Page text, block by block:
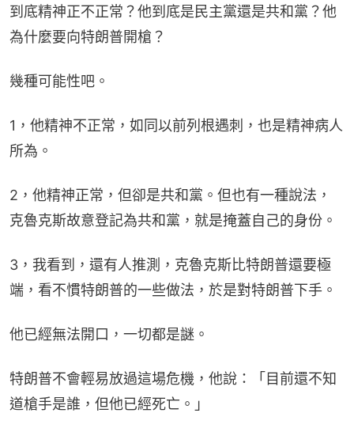
到底精神正不正常？他到底是民主黨還是共和黨？他
為什麼要向特朗普開槍？
幾種可能性吧。
1，他精神不正常，如同以前列根遇刺，也是精神病人
所為。
2，他精神正常，但卻是共和黨。但也有一種說法，
克魯克斯故意登記為共和黨，就是掩蓋自己的身份。
3，我看到，還有人推測，克魯克斯比特朗普還要極
端，看不慣特朗普的一些做法，於是對特朗普下手。
他已經無法開口，一切都是謎。
特朗普不會輕易放過這場危機，他說：「目前還不知
道槍手是誰，但他已經死亡。」